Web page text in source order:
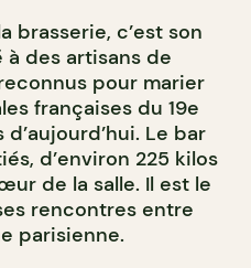
brasserie, c’est son
à des artisans de
pour marier
françaises du 19e
Le bar
d’environ 225 kilos
de la salle. Il est le
rencontres entre
parisienne.